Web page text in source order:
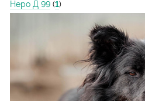
Неро Д 99 (1)